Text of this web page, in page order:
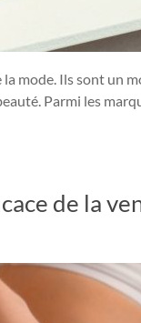
mode. Ils sont un
Parmi les
de la